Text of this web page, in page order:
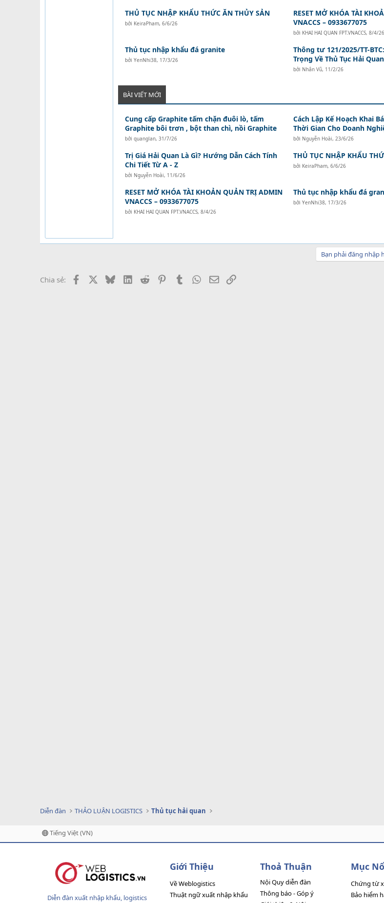
THỦ TỤC NHẬP KHẨU THỨC ĂN THỦY SẢN
bởi KeiraPham, 6/6/26
RESET MỞ KHÓA TÀI
VNACCS – 0933677075
bởi KHAI HAI QUAN FPT.VNACCS, 8/4/26
Thủ tục nhập khẩu đá granite
bởi YenNhi38, 17/3/26
Thông tư 121/2025/TT-
Trọng Về Thủ Tục Hải Quan
bởi Nhân Vũ, 11/2/26
BÀI VIẾT MỚI
Cung cấp Graphite tấm chặn đuôi lò, tấm
Graphite bôi trơn , bột than chì, nồi Graphite
bởi quanglan, 31/7/26
Cách Lập Kế Hoạch Khai
Thời Gian Cho Doanh
bởi Nguyễn Hoài, 23/6/26
Trị Giá Hải Quan Là Gì? Hướng Dẫn Cách Tính
Chi Tiết Từ A - Z
bởi Nguyễn Hoài, 11/6/26
THỦ TỤC NHẬP KHẨU
bởi KeiraPham, 6/6/26
RESET MỞ KHÓA TÀI KHOẢN QUẢN TRỊ ADMIN
VNACCS – 0933677075
bởi KHAI HAI QUAN FPT.VNACCS, 8/4/26
Thủ tục nhập khẩu đá
bởi YenNhi38, 17/3/26
Bạn phải đăng nhập
Chia sẻ: Facebook BlueskyLinkedIn
Reddit PinterestTumblr WhatsApp
EmailLink
Diễn đàn THẢO LUẬN LOGISTICS Thủ tục hải quan
Tiếng Việt (VN)
Diễn đàn xuất nhập khẩu, logistics
Giới Thiệu
Về Weblogistics
Thuật ngữ xuất nhập khẩu
Thoả Thuận
Nội Quy diễn đàn
Thông báo - Góp ý
Mục
Chứng từ
Bảo hiểm